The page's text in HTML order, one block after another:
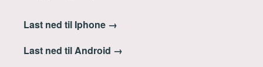
Last ned til Iphone →
Last ned til Android →